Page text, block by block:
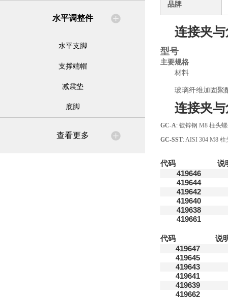
水平调整件
水平支脚
支撑端帽
减震垫
底脚
查看更多
品牌
连接夹
型号
主要规格
材料
玻璃纤维加固聚
连接夹
GC-A: 镀锌钢 M8 柱头
GC-SST: AISI 304 M8
代码
说
419646
419644
419642
419640
419638
419661
代码
说
419647
419645
419643
419641
419639
419662